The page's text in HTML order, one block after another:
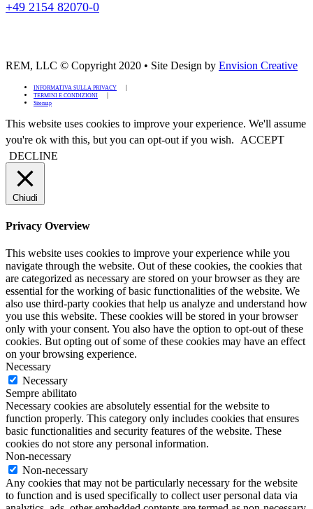
+49 2154 82070-0
REM, LLC © Copyright 2020 • Site Design by Envision Creative
INFORMATIVA SULLA PRIVACY
TERMINI E CONDIZIONI
Sitemap
This website uses cookies to improve your experience. We'll assume
you're ok with this, but you can opt-out if you wish.
ACCEPT
DECLINE
Chiudi
Privacy Overview
This website uses cookies to improve your experience while you
navigate through the website. Out of these cookies, the cookies that
are categorized as necessary are stored on your browser as they are
essential for the working of basic functionalities of the website. We
also use third-party cookies that help us analyze and understand how
you use this website. These cookies will be stored in your browser
only with your consent. You also have the option to opt-out of these
cookies. But opting out of some of these cookies may have an effect
on your browsing experience.
Necessary
Necessary
Sempre abilitato
Necessary cookies are absolutely essential for the website to
function properly. This category only includes cookies that ensures
basic functionalities and security features of the website. These
cookies do not store any personal information.
Non-necessary
Non-necessary
Any cookies that may not be particularly necessary for the website
to function and is used specifically to collect user personal data via